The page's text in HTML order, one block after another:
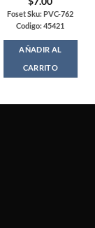
Foset Sku: PVC-762
Codigo: 45421
AÑADIR AL
CARRITO